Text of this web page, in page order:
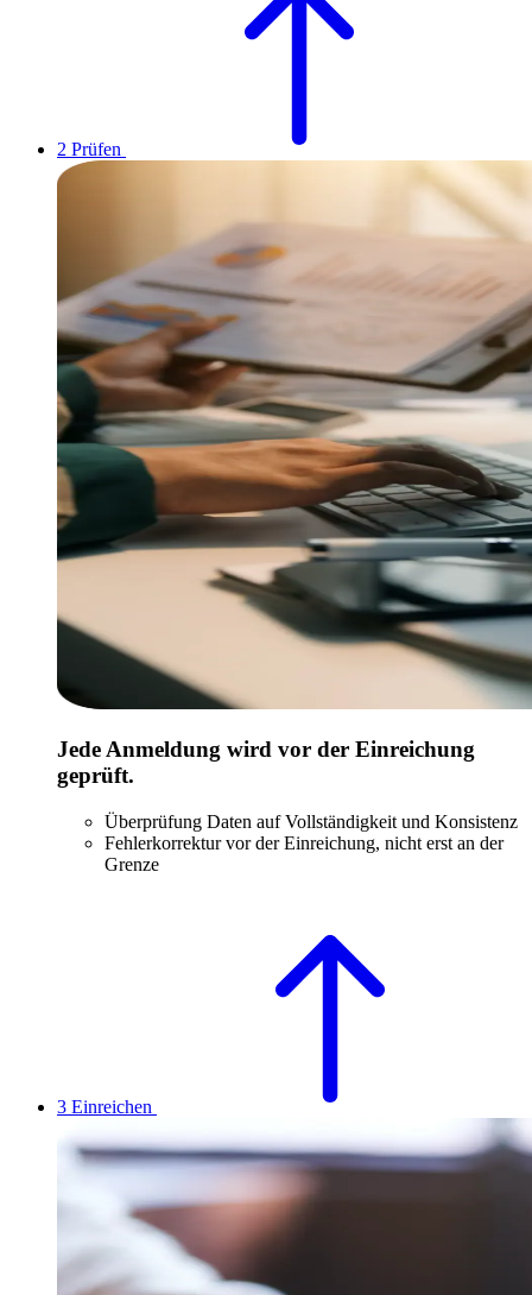
2 Prüfen
Jede Anmeldung wird vor der Einreichung
geprüft.
Überprüfung Daten auf Vollständigkeit und Konsistenz
Fehlerkorrektur vor der Einreichung, nicht erst an der
Grenze
3 Einreichen